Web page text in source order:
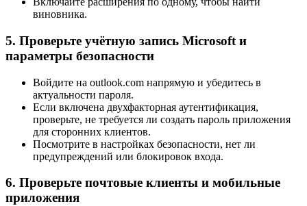
виновника.
5. Проверьте учётную запись Microsoft и
параметры безопасности
Войдите на outlook.com напрямую и убедитесь в
актуальности пароля.
Если включена двухфакторная аутентификация,
проверьте, не требуется ли создать пароль приложения
для сторонних клиентов.
Посмотрите в настройках безопасности, нет ли
предупреждений или блокировок входа.
6. Проверьте почтовые клиенты и мобильные
приложения